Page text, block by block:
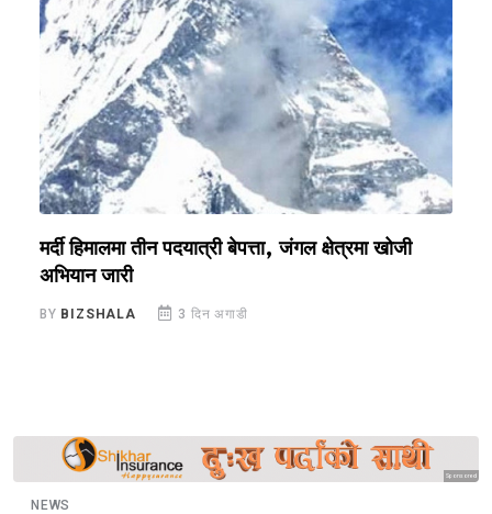
मर्दी हिमालमा तीन पदयात्री बेपत्ता, जंगल क्षेत्रमा खोजी
अभियान जारी
BY BIZSHALA 3 दिन अगाडी
Sponsored
NEWS